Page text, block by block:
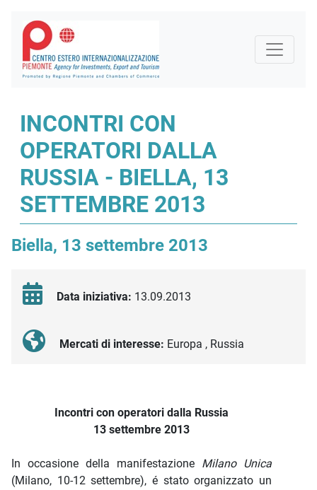
INCONTRI CON
OPERATORI DALLA
RUSSIA - BIELLA, 13
SETTEMBRE 2013
Biella, 13 settembre 2013
Data iniziativa: 13.09.2013
Mercati di interesse: Europa , Russia
Incontri con operatori dalla Russia
13 settembre 2013
In occasione della manifestazione Milano Unica
(Milano, 10-12 settembre), é stato organizzato un